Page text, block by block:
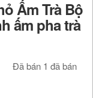
Ấm Trà Bộ
ấm pha trà
Đã bán 1 đã bán